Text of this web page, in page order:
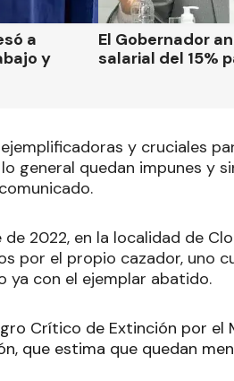
a
y
El Gobernador
salarial del 15%
y cruciales
general quedan impunes y
2022, en la localidad de
por el propio cazador, uno
ya con el ejemplar abatido.
Crítico de Extinción por
que estima que quedan